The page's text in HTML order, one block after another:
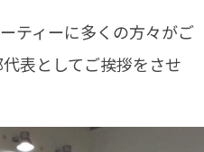
ティーに多くの方々がご
表としてご挨拶をさせ